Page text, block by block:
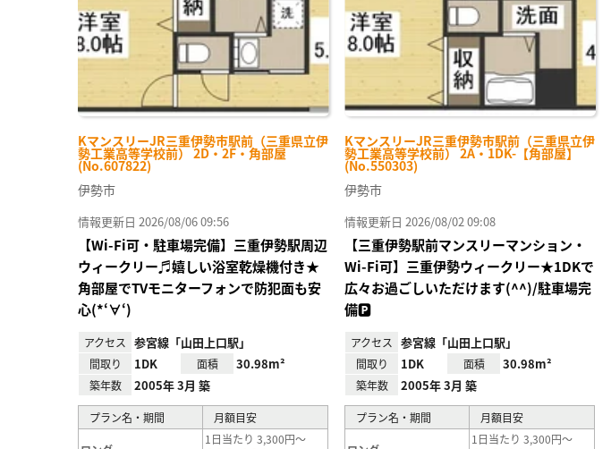
KマンスリーJR三重伊勢市駅前（三重県立伊
勢工業高等学校前） 2D・2F・角部屋
(No.607822)
伊勢市
情報更新日 2026/08/06 09:56
【Wi-Fi可・駐車場完備】三重伊勢駅周辺
ウィークリー♬嬉しい浴室乾燥機付き★
角部屋でTVモニターフォンで防犯面も安
心(*‘∀‘)
アクセス 参宮線「山田上口駅」
間取り 1DK 面積 30.98m²
築年数 2005年 3月 築
プラン名・期間 月額目安
1日当たり 3,300円～
KマンスリーJR三重伊勢市駅前（三重県立伊
勢工業高等学校前） 2A・1DK-【角部屋】
(No.550303)
伊勢市
情報更新日 2026/08/02 09:08
【三重伊勢駅前マンスリーマンション・
Wi-Fi可】三重伊勢ウィークリー★1DKで
広々お過ごしいただけます(^^)/駐車場完
備🅿
アクセス 参宮線「山田上口駅」
間取り 1DK 面積 30.98m²
築年数 2005年 3月 築
プラン名・期間 月額目安
1日当たり 3,300円～